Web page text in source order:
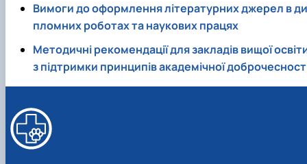
Вимоги до оформлення літературних джерел в ди
пломних роботах та наукових працях
Методичні рекомендації для закладів вищої
з підтримки принципів академічної